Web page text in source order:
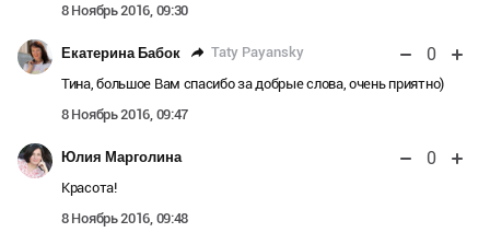
8 Ноябрь 2016, 09:30
Екатерина Бабок Taty Payansky 0
Тина, большое Вам спасибо за добрые слова, очень приятно)
8 Ноябрь 2016, 09:47
Юлия Марголина 0
Красота!
8 Ноябрь 2016, 09:48